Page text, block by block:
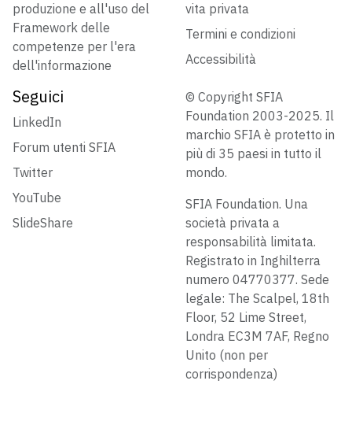
produzione e all'uso del
Framework delle
competenze per l'era
dell'informazione
vita privata
Termini e condizioni
Accessibilità
Seguici
LinkedIn
Forum utenti SFIA
Twitter
YouTube
SlideShare
© Copyright SFIA
Foundation 2003-2025. Il
marchio SFIA è protetto in
più di 35 paesi in tutto il
mondo.
SFIA Foundation. Una
società privata a
responsabilità limitata.
Registrato in Inghilterra
numero 04770377. Sede
legale: The Scalpel, 18th
Floor, 52 Lime Street,
Londra EC3M 7AF, Regno
Unito (non per
corrispondenza)